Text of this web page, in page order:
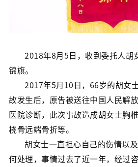
2018年8月5日，收到委托人胡
锦旗。
2017年5月10日，66岁的胡女
故发生后，原告被送往中国人民解
医院诊断，此次事故造成胡女士胸
桡骨远端骨折等。
胡女士一直担心自己的伤情以
何处理，事情过去了近一年，经过